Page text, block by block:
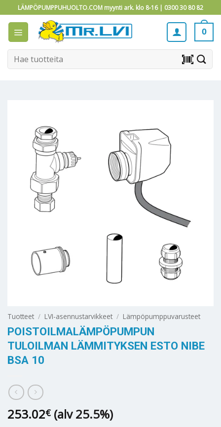
to
content
LÄMPÖPUMPPUHUOLTO.COM myynti ark. klo 8-16 | 0300 30 80 82
0
Etsi: barcode_scanner
Tuotteet / LVI-asennustarvikkeet / Lämpöpumppuvarusteet
POISTOILMALÄMPÖPUMPUN
TULOILMAN LÄMMITYKSEN ESTO NIBE
BSA 10
253.02€ (alv 25.5%)